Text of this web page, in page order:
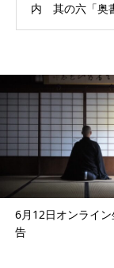
内 其の六「奥
6月12日オンライ
告